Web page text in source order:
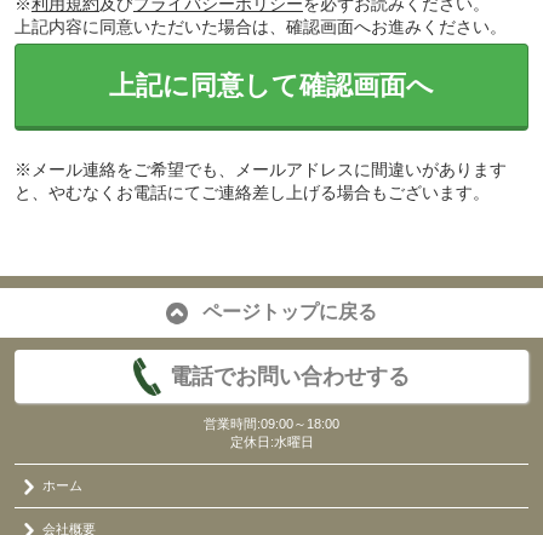
上記内容に同意いただいた場合は、確認画面へお進みください。
上記に同意して確認画面へ
※メール連絡をご希望でも、メールアドレスに間違いがあります
と、やむなくお電話にてご連絡差し上げる場合もございます。
ページトップに戻る
電話でお問い合わせする
営業時間:09:00～18:00
定休日:水曜日
ホーム
会社概要